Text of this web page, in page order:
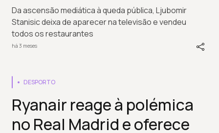
Da ascensão mediática à queda pública, Ljubomir
Stanisic deixa de aparecer na televisão e vendeu
todos os restaurantes
há 3 meses
DESPORTO
Ryanair reage à polémica
no Real Madrid e oferece